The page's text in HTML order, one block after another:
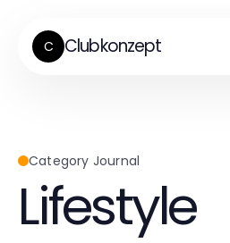
C Clubkonzept
Category Journal
Lifestyle